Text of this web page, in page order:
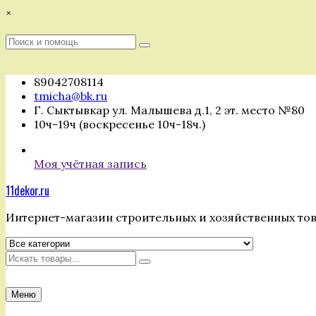
Перейти
содержимому
×
Поиск
Поиск
89042708114
tmicha@bk.ru
Г. Сыктывкар ул. Малышева д.1, 2 эт. место №80
10ч-19ч (воскресенье 10ч-18ч.)
Моя учётная запись
11dekor.ru
Интернет-магазин строительных и хозяйственных
Искать
Меню